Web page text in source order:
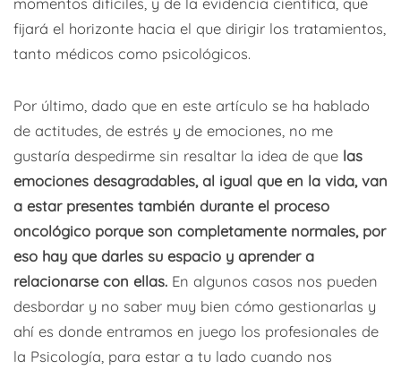
fijará el horizonte hacia el que dirigir los tratamientos,
tanto médicos como psicológicos.
Por último, dado que en este artículo se ha hablado
de actitudes, de estrés y de emociones, no me
gustaría despedirme sin resaltar la idea de que las
emociones desagradables, al igual que en la vida, van
a estar presentes también durante el proceso
oncológico porque son completamente normales, por
eso hay que darles su espacio y aprender a
relacionarse con ellas. En algunos casos nos pueden
desbordar y no saber muy bien cómo gestionarlas y
ahí es donde entramos en juego los profesionales de
la Psicología, para estar a tu lado cuando nos